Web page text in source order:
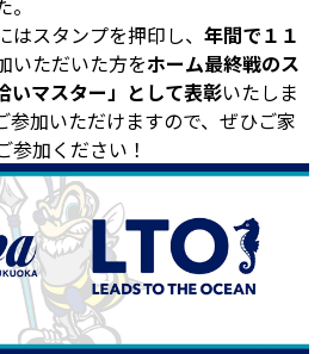
スタンプを押印し、 年間で１１
いただいた方をホーム最終戦のス
いマスター」として表彰いたしま
参加いただけますので、ぜひご家
参加ください！